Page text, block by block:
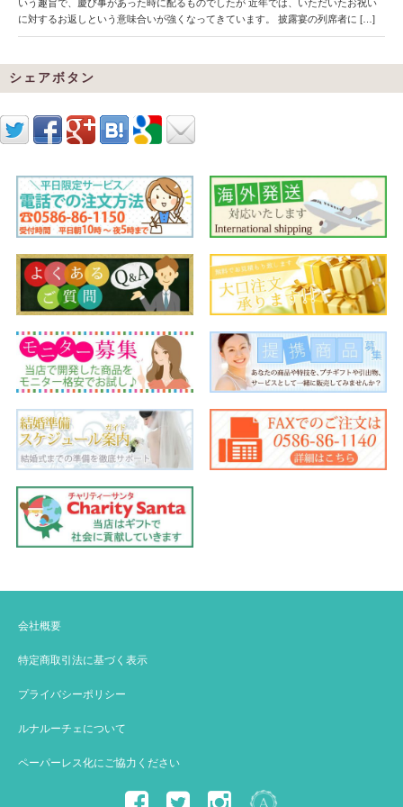
いう趣旨で、慶び事があった時に配るものでしたが 近年では、いただいたお祝い
に対するお返しという意味合いが強くなってきています。 披露宴の列席者に […]
シェアボタン
会社概要
特定商取引法に基づく表示
プライバシーポリシー
ルナルーチェについて
ペーパーレス化にご協力ください